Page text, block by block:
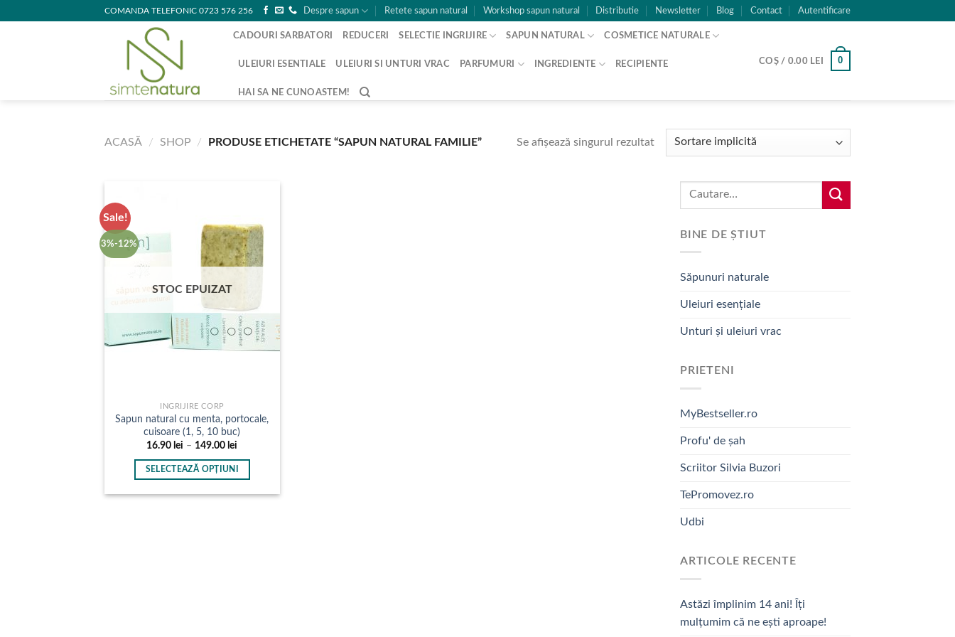
COMANDA TELEFONIC 0723 576 256 Despre sapun Retete sapun natural Workshop sapun natural Distributie Newsletter Blog Contact Autentificare
CADOURI SARBATORI REDUCERI SELECTIE INGRIJIRE SAPUN NATURAL COSMETICE NATURALE
ULEIURI ESENTIALE ULEIURI SI UNTURI VRAC PARFUMURI INGREDIENTE RECIPIENTE
HAI SA NE CUNOASTEM!
COȘ / 0.00 LEI 0
ACASĂ / SHOP / PRODUSE ETICHETATE “SAPUN NATURAL FAMILIE” Se afișează singurul rezultat
Sale!
3%-12%
STOC EPUIZAT
INGRIJIRE CORP
Sapun natural cu menta, portocale,
cuisoare (1, 5, 10 buc)
16.90 lei – 149.00 lei
prețuri:
16.90 lei
la
SELECTEAZĂ OPȚIUNI
Caută:
BINE DE ȘTIUT
Săpunuri naturale
Uleiuri esențiale
Unturi și uleiuri vrac
PRIETENI
MyBestseller.ro
Profu' de șah
Scriitor Silvia Buzori
TePromovez.ro
Udbi
ARTICOLE RECENTE
Astăzi împlinim 14 ani! Îți
mulțumim că ne ești aproape!